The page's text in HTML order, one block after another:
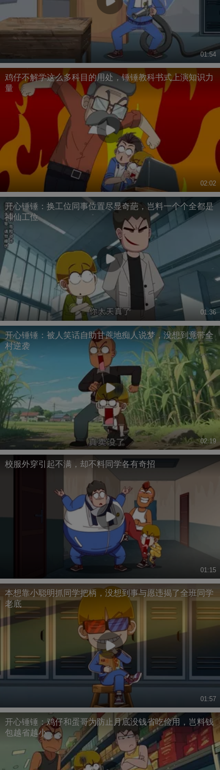
01:54
鸡仔不解学这么多科目的用处，锤锤教科书式上演知识力
量
02:02
开心锤锤：换工位同事位置尽显奇葩，岂料一个个全都是
神仙工位
01:36
开心锤锤：被人笑话自助甘蔗地痴人说梦，没想到竟带全
村逆袭
02:19
校服外穿引起不满，却不料同学各有奇招
01:15
本想靠小聪明抓同学把柄，没想到事与愿违揭了全班同学
老底
01:57
开心锤锤：鸡仔和蛋哥为防止月底没钱省吃俭用，岂料钱
包越省越小